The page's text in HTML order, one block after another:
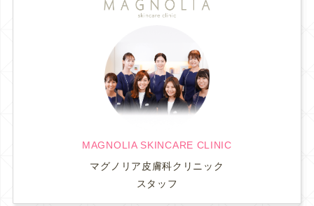
MAGNOLIA SKINCARE CLINIC
マグノリア皮膚科クリニック
スタッフ